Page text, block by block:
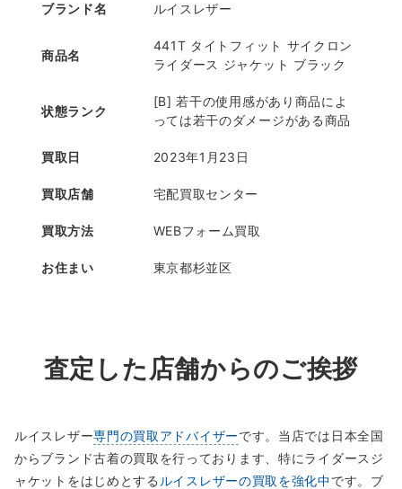
ブランド名 ルイスレザー
商品名
441T タイトフィット サイクロン
ライダース ジャケット ブラック
状態ランク
[B] 若干の使用感があり商品によ
っては若干のダメージがある商品
買取日 2023年1月23日
買取店舗 宅配買取センター
買取方法 WEBフォーム買取
お住まい 東京都杉並区
査定した店舗からのご挨拶
ルイスレザー専門の買取アドバイザーです。当店では日本全国
からブランド古着の買取を行っております、特にライダースジ
ャケットをはじめとする ルイスレザーの買取を強化中です。ブ